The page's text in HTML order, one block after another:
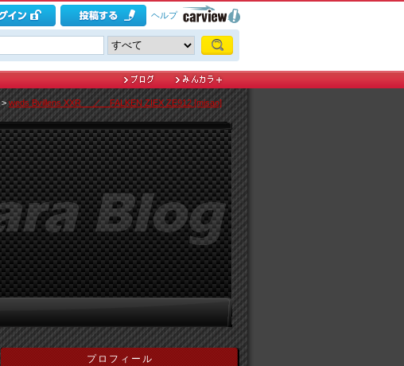
ヘルプ
>weds Bvillens XXR ／ FALKEN ZIEX ZE912 [misao]
プロフィール